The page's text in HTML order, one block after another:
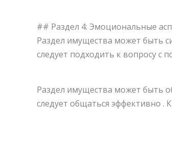
## Раздел 4: Эмоциональные
Раздел имущества может быть
следует подходить к вопросу с
Раздел имущества может быть
следует общаться эффективно .